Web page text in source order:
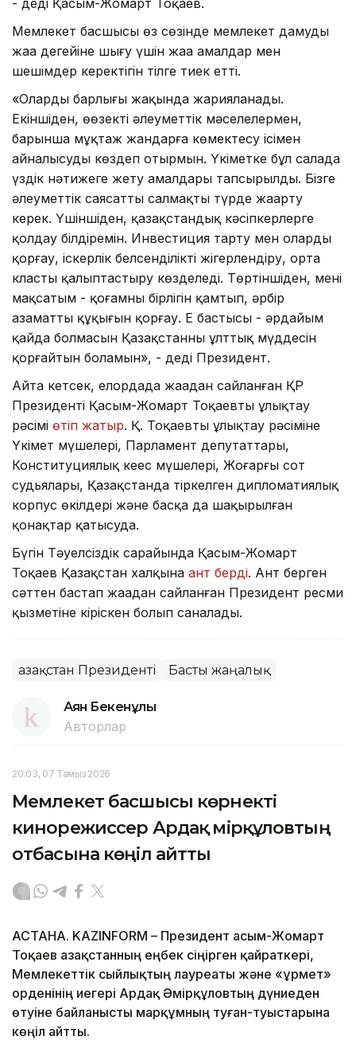
Мемлекет басшысы өз сөзінде мемлекет дамудың
жаңа деңгейіне шығу үшін жаңа амалдар мен
шешімдер керектігін тілге тиек етті.
«Олардың барлығы жақында жарияланады.
Екіншіден, өөзекті әлеуметтік мәселелермен,
барынша мұқтаж жандарға көмектесу ісімен
айналысуды көздеп отырмын. Үкіметке бұл салада
үздік нәтижеге жету амалдары тапсырылды. Бізге
әлеуметтік саясатты салмақты түрде жаңарту
керек. Үшіншіден, қазақстандық кәсіпкерлерге
қолдау білдіремін. Инвестиция тарту мен оларды
қорғау, іскерлік белсенділікті жігерлендіру, орта
класты қалыптастыру көзделеді. Төртіншіден, менің
мақсатым - қоғамның бірлігін қамтып, әрбір
азаматтың құқығын қорғау. Ең бастысы - әрдайым
қайда болмасын Қазақстанның ұлттық мүддесін
қорғайтын боламын», - деді Президент.
Айта кетсек, елордада жаңадан сайланған ҚР
Президенті Қасым-Жомарт Тоқаевты ұлықтау
рәсімі өтіп жатыр. Қ. Тоқаевты ұлықтау рәсіміне
Үкімет мүшелері, Парламент депутаттары,
Конституциялық кеңес мүшелерi, Жоғарғы сот
судьялары, Қазақстанда тіркелген дипломатиялық
корпус өкілдері және басқа да шақырылған
қонақтар қатысуда.
Бүгін Тәуелсіздік сарайында Қасым-Жомарт
Тоқаев Қазақстан халқына ант берді. Ант берген
сәттен бастап жаңадан сайланған Президент ресми
қызметiне кiрiскен болып саналады.
Қазақстан Президенті Басты жаңалық
Аян Бекенұлы
Авторлар
20:03, 07 Тамыз 2026
Мемлекет басшысы көрнекті
кинорежиссер Ардақ Әмірқұловтың
отбасына көңіл айтты
АСТАНА. KAZINFORM – Президент Қасым-Жомарт
Тоқаев Қазақстанның еңбек сіңірген қайраткері,
Мемлекеттік сыйлықтың лауреаты және «Құрмет»
орденінің иегері Ардақ Әмірқұловтың дүниеден
өтуіне байланысты марқұмның туған-туыстарына
көңіл айтты.